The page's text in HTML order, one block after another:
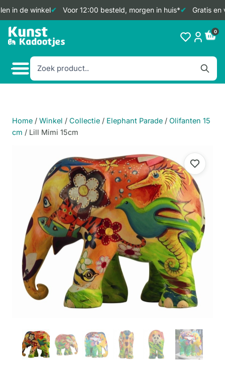
in de winkel Voor 12:00 besteld, morgen in huis* Gratis en
Doorgaan
naar
0
Home / Winkel / Collectie / Elephant Parade / Olifanten 15
cm / Lill Mimi 15cm